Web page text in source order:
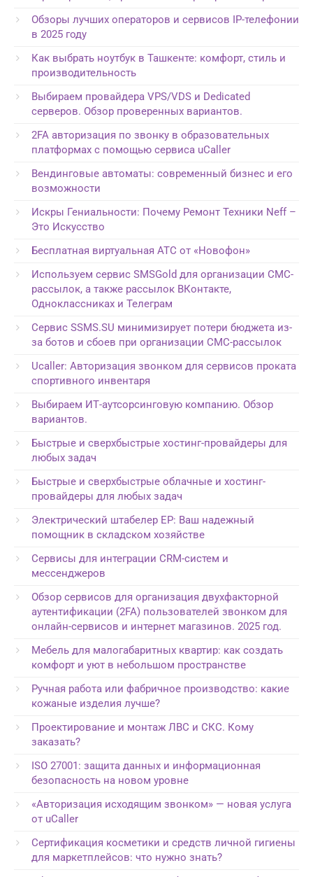
Обзоры лучших операторов и сервисов IP-телефонии
в 2025 году
Как выбрать ноутбук в Ташкенте: комфорт, стиль и
производительность
Выбираем провайдера VPS/VDS и Dedicated
серверов. Обзор проверенных вариантов.
2FA авторизация по звонку в образовательных
платформах с помощью сервиса uCaller
Вендинговые автоматы: современный бизнес и его
возможности
Искры Гениальности: Почему Ремонт Техники Neff –
Это Искусство
Бесплатная виртуальная АТС от «Новофон»
Используем сервис SMSGold для организации СМС-
рассылок, а также рассылок ВКонтакте,
Одноклассниках и Телеграм
Сервис SSMS.SU минимизирует потери бюджета из-
за ботов и сбоев при организации СМС-рассылок
Ucaller: Авторизация звонком для сервисов проката
спортивного инвентаря
Выбираем ИТ-аутсорсинговую компанию. Обзор
вариантов.
Быстрые и сверхбыстрые хостинг-провайдеры для
любых задач
Быстрые и сверхбыстрые облачные и хостинг-
провайдеры для любых задач
Электрический штабелер EP: Ваш надежный
помощник в складском хозяйстве
Сервисы для интеграции CRM-систем и
мессенджеров
Обзор сервисов для организация двухфакторной
аутентификации (2FA) пользователей звонком для
онлайн-сервисов и интернет магазинов. 2025 год.
Мебель для малогабаритных квартир: как создать
комфорт и уют в небольшом пространстве
Ручная работа или фабричное производство: какие
кожаные изделия лучше?
Проектирование и монтаж ЛВС и СКС. Кому
заказать?
ISO 27001: защита данных и информационная
безопасность на новом уровне
«Авторизация исходящим звонком» — новая услуга
от uCaller
Сертификация косметики и средств личной гигиены
для маркетплейсов: что нужно знать?